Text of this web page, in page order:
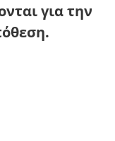
για την